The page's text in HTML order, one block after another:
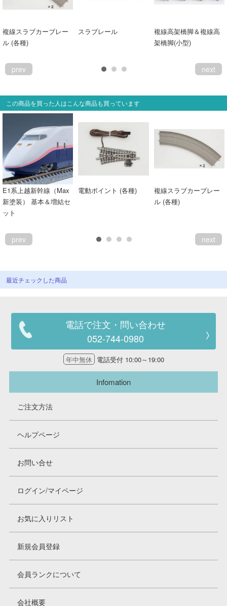
複線スラブカーブレー
ル (各種)
スラブレール
複線高架橋脚＆複線高
架橋脚(小型)
prev next
この商品を買った人はこんな商品も買っています
E1系上越新幹線（Max
新塗装） 基本＆増結セ
ット
電動ポイント (各種)
複線スラブカーブレー
ル (各種)
prev next
最近チェックした商品
電話で注文・問い合わせ
052-744-0980
年中無休 電話受付 10:00～19:00
Infomation
ご注文方法
ヘルプページ
お問い合せ
ログイン/マイページ
お気に入りリスト
新規会員登録
会員ランクについて
会社概要